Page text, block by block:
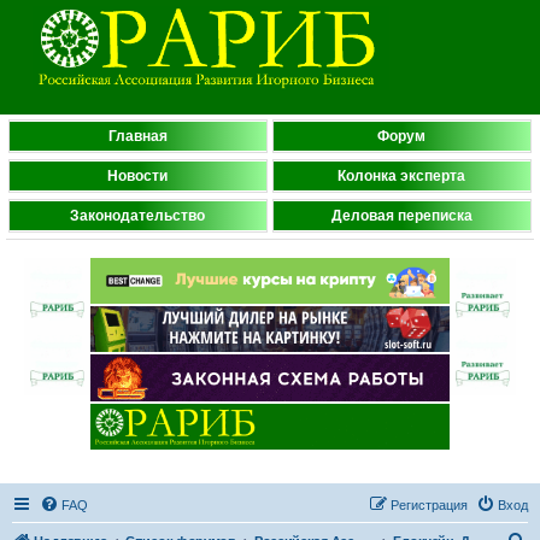
Главная Форум
Новости Колонка эксперта
Законодательство Деловая переписка
FAQ Вход
Регистрация